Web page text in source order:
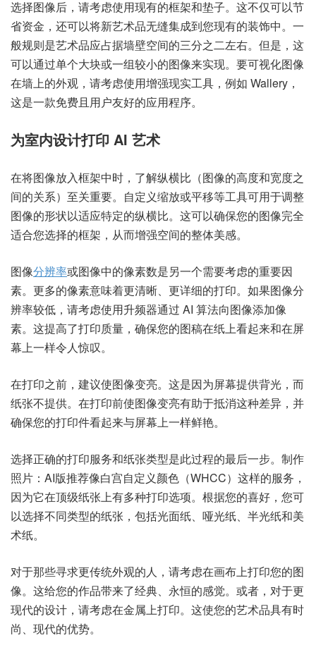
选择图像后，请考虑使用现有的框架和垫子。这不仅可以节
省资金，还可以将新艺术品无缝集成到您现有的装饰中。一
般规则是艺术品应占据墙壁空间的三分之二左右。但是，这
可以通过单个大块或一组较小的图像来实现。要可视化图像
在墙上的外观，请考虑使用增强现实工具，例如 Wallery，
这是一款免费且用户友好的应用程序。
为室内设计打印 AI 艺术
在将图像放入框架中时，了解纵横比（图像的高度和宽度之
间的关系）至关重要。自定义缩放或平移等工具可用于调整
图像的形状以适应特定的纵横比。这可以确保您的图像完全
适合您选择的框架，从而增强空间的整体美感。
图像分辨率或图像中的像素数是另一个需要考虑的重要因
素。更多的像素意味着更清晰、更详细的打印。如果图像分
辨率较低，请考虑使用升频器通过 AI 算法向图像添加像
素。这提高了打印质量，确保您的图稿在纸上看起来和在屏
幕上一样令人惊叹。
在打印之前，建议使图像变亮。这是因为屏幕提供背光，而
纸张不提供。在打印前使图像变亮有助于抵消这种差异，并
确保您的打印件看起来与屏幕上一样鲜艳。
选择正确的打印服务和纸张类型是此过程的最后一步。制作
照片：AI版推荐像白宫自定义颜色（WHCC）这样的服务，
因为它在顶级纸张上有多种打印选项。根据您的喜好，您可
以选择不同类型的纸张，包括光面纸、哑光纸、半光纸和美
术纸。
对于那些寻求更传统外观的人，请考虑在画布上打印您的图
像。这给您的作品带来了经典、永恒的感觉。或者，对于更
现代的设计，请考虑在金属上打印。这使您的艺术品具有时
尚、现代的优势。